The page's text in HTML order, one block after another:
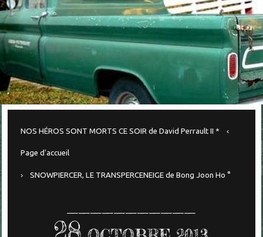
NOS HÉROS SONT MORTS CE SOIR de David Perrault II *
Page d'accueil
SNOWPIERCER, LE TRANSPERCENEIGE de Bong Joon Ho °